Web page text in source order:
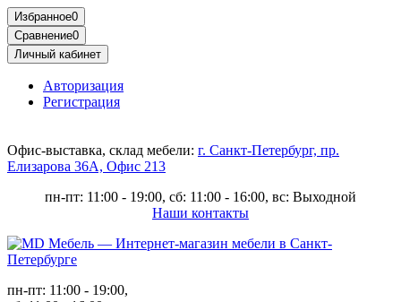
Избранное0
Сравнение0
Личный кабинет
Авторизация
Регистрация
Офис-выставка, склад мебели: г. Санкт-Петербург, пр.
Елизарова 36А, Офис 213
пн-пт: 11:00 - 19:00, сб: 11:00 - 16:00, вс: Выходной
Наши контакты
пн-пт: 11:00 - 19:00,